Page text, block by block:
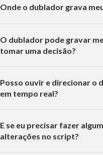
Onde o dublador grava
O dublador pode gravar
tomar uma decisão?
Posso ouvir e direcionar o
em tempo real?
E se eu precisar fazer
alterações no script?